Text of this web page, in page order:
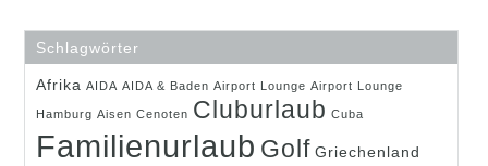
Schlagwörter
Afrika AIDA AIDA & Baden Airport Lounge Airport Lounge
Hamburg Aisen Cenoten Cluburlaub Cuba
Familienurlaub Golf Griechenland